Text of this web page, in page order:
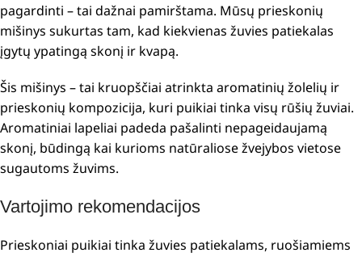
pagardinti – tai dažnai pamirštama. Mūsų prieskonių
mišinys sukurtas tam, kad kiekvienas žuvies patiekalas
įgytų ypatingą skonį ir kvapą.
Šis mišinys – tai kruopščiai atrinkta aromatinių žolelių ir
prieskonių kompozicija, kuri puikiai tinka visų rūšių žuviai.
Aromatiniai lapeliai padeda pašalinti nepageidaujamą
skonį, būdingą kai kurioms natūraliose žvejybos vietose
sugautoms žuvims.
Vartojimo rekomendacijos
Prieskoniai puikiai tinka žuvies patiekalams, ruošiamiems